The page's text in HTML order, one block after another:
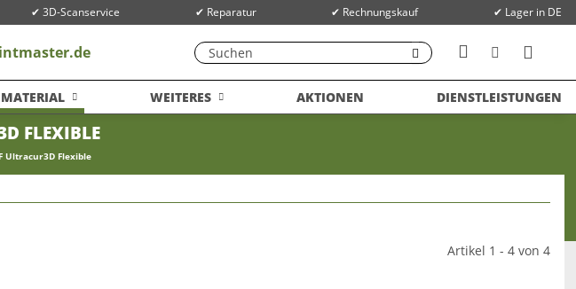
✔ 3D-Scanservice ✔ Reparatur ✔ Rechnungskauf ✔ Lager in DE
MATERIAL WEITERES AKTIONEN DIENSTLEISTUNGEN
FLEXIBLE
Ultracur3D Flexible
Artikel 1 - 4 von 4